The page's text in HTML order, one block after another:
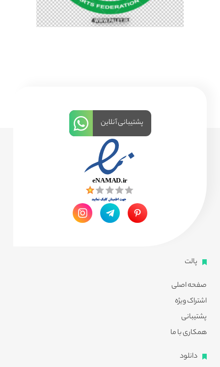
پالت
صفحه اصلی
اشتراک ویژه
پشتیبانی
همکاری با ما
دانلود
پشتیبانی آنلاین